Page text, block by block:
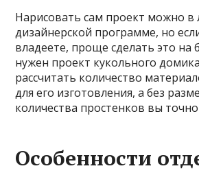
Нарисовать сам проект можно в
дизайнерской программе, но
владеете, проще сделать это на
нужен проект кукольного
рассчитать количество
для его изготовления, а без
количества простенков вы
Особенности